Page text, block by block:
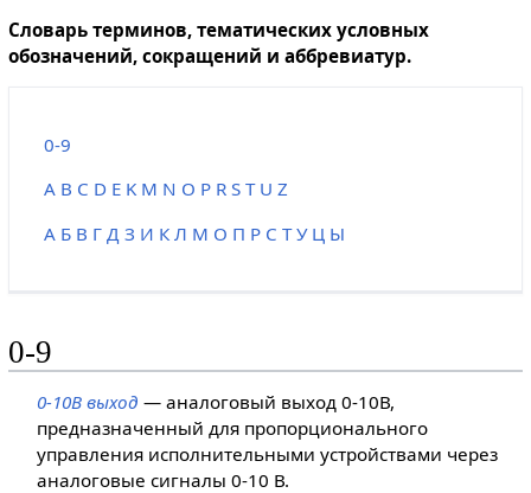
Словарь терминов, тематических условных
обозначений, сокращений и аббревиатур.
0-9
A B C D E K M N O P R S T U Z
А Б В Г Д З И К Л М О П Р С Т У Ц Ы
0-9
0-10В выход — аналоговый выход 0-10В,
предназначенный для пропорционального
управления исполнительными устройствами через
аналоговые сигналы 0-10 В.